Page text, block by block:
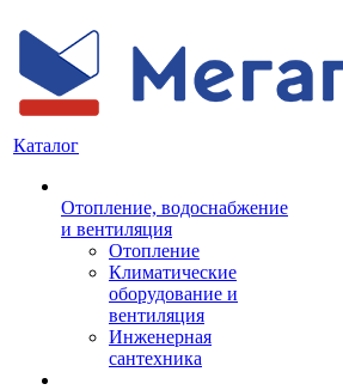
Каталог
Отопление, водоснабжение
и вентиляция
Отопление
Климатические
оборудование и
вентиляция
Инженерная
сантехника